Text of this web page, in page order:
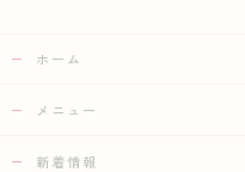
ホーム
メニュー
新着情報